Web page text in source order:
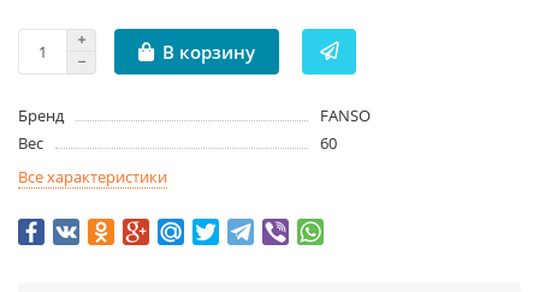
В корзину
Бренд
FANSO
Вес
60
Все характеристики